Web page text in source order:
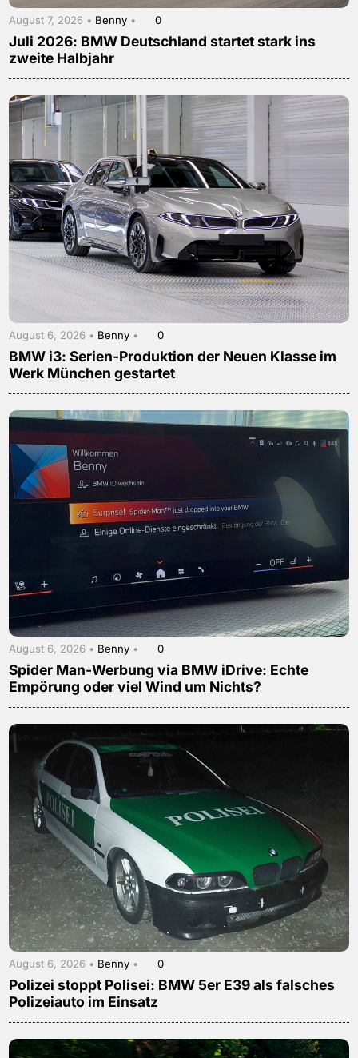
August 7, 2026 • Benny • 0
Juli 2026: BMW Deutschland startet stark ins
zweite Halbjahr
August 6, 2026 • Benny • 0
BMW i3: Serien-Produktion der Neuen Klasse im
Werk München gestartet
August 6, 2026 • Benny • 0
Spider Man-Werbung via BMW iDrive: Echte
Empörung oder viel Wind um Nichts?
August 6, 2026 • Benny • 0
Polizei stoppt Polisei: BMW 5er E39 als falsches
Polizeiauto im Einsatz